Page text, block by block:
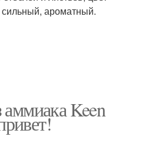
ароматный.
Keen